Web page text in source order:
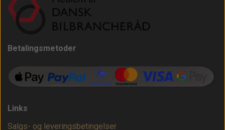
Betalingsmetoder
Links
Salgs- og leveringsbetingelser